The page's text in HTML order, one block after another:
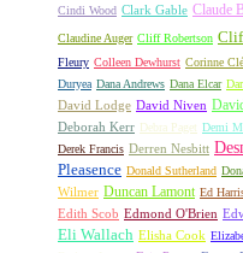
Cindi Wood Clark Gable Claude
Claudine Auger Cliff Robertson
Fleury Colleen Dewhurst Corinne
Duryea Dana Andrews Dana Elcar
David Lodge David Niven
Deborah Kerr Debra Paget Demi
Derek Francis Derren Nesbitt
Pleasence Donald Sutherland
Wilmer Duncan Lamont Ed
Edith Scob Edmond O'Brien
Eli Wallach Elisha Cook